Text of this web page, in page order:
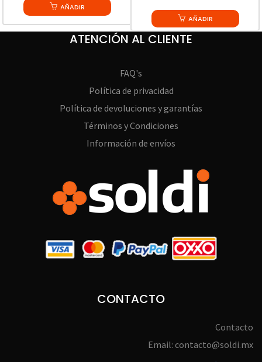
AÑADIR
AÑADIR
ATENCIÓN AL CLIENTE
FAQ's
Política de privacidad
Política de devoluciones y garantías
Términos y Condiciones
Información de envíos
CONTACTO
Contacto
Email: contacto@soldi.mx